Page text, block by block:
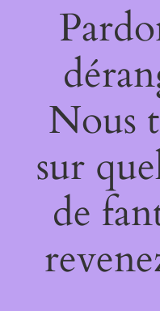
Nous
sur
de